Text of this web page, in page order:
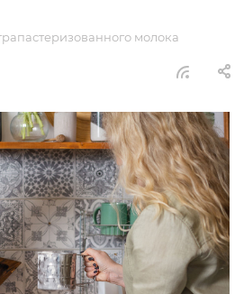
молока